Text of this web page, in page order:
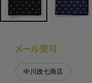
中川政七商店